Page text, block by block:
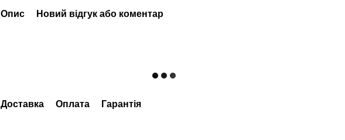
Опис Новий відгук або коментар
Доставка Оплата Гарантія